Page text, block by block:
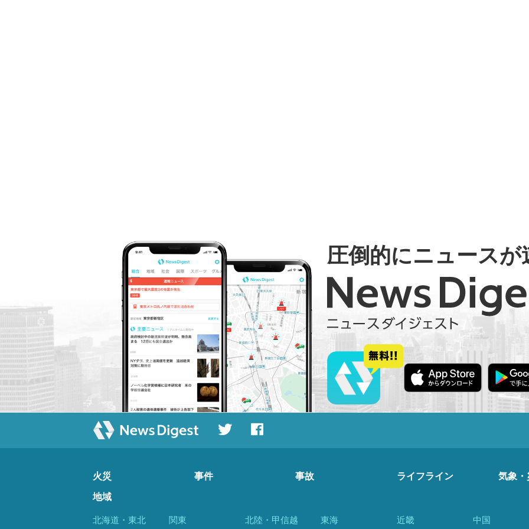
圧倒的にニュースが
火災 事件 事故 ライフライン 気象・
地域
北海道・東北 関東 北陸・甲信越 東海 近畿 中国